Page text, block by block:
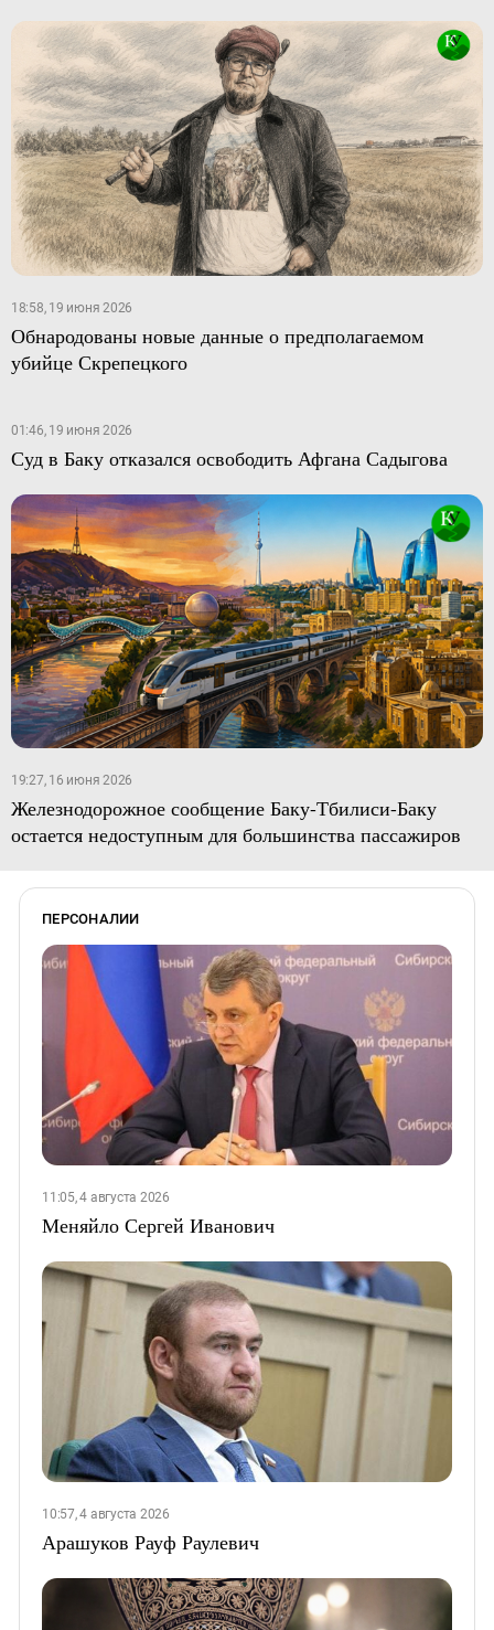
18:58, 19 июня 2026
Обнародованы новые данные о предполагаемом
убийце Скрепецкого
01:46, 19 июня 2026
Суд в Баку отказался освободить Афгана Садыгова
19:27, 16 июня 2026
Железнодорожное сообщение Баку-Тбилиси-Баку
остается недоступным для большинства пассажиров
ПЕРСОНАЛИИ
11:05, 4 августа 2026
Меняйло Сергей Иванович
10:57, 4 августа 2026
Арашуков Рауф Раулевич